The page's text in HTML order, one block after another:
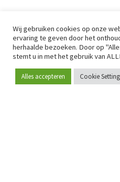
Word lid
Wij gebruiken cookies op onze
ervaring te geven door het
herhaalde bezoeken. Door op
stemt u in met het gebruik van
Alles accepteren Cookie